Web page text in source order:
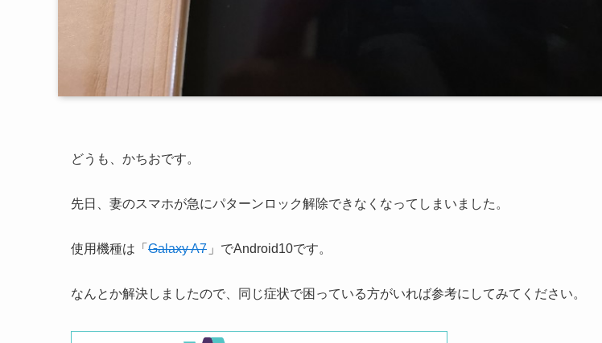
どうも、かちおです。
先日、妻のスマホが急にパターンロック解除できなくなってしまいました。
使用機種は「 Galaxy A7 」でAndroid10です。
なんとか解決しましたので、同じ症状で困っている方がいれば参考にしてみてください。